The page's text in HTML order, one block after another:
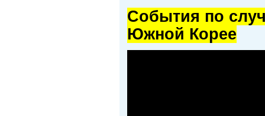
Cобытия по
Южной Корее